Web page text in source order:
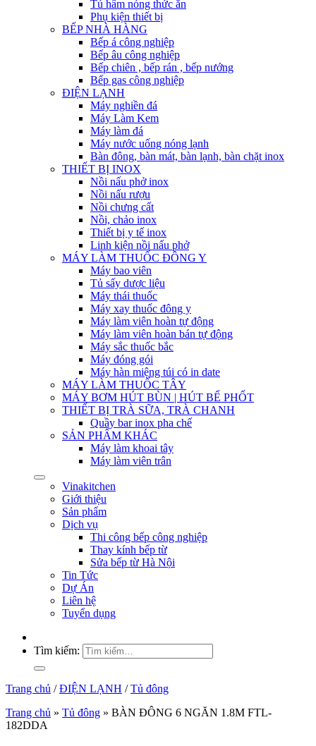
Tủ hâm nóng thức ăn
Phụ kiện thiết bị
BẾP NHÀ HÀNG
Bếp á công nghiệp
Bếp âu công nghiệp
Bếp chiên , bếp rán , bếp nướng
Bếp gas công nghiệp
ĐIỆN LẠNH
Máy nghiền đá
Máy Làm Kem
Máy làm đá
Máy nước uống nóng lạnh
Bàn đông, bàn mát, bàn lạnh, bàn chặt inox
THIẾT BỊ INOX
Nồi nấu phở inox
Nồi nấu rượu
Nồi chưng cất
Nồi, chảo inox
Thiết bị y tế inox
Linh kiện nồi nấu phở
MÁY LÀM THUỐC ĐÔNG Y
Máy bao viên
Tủ sấy dược liệu
Máy thái thuốc
Máy xay thuốc đông y
Máy làm viên hoàn tự động
Máy làm viên hoàn bán tự động
Máy sắc thuốc bắc
Máy đóng gói
Máy hàn miệng túi có in date
MÁY LÀM THUỐC TÂY
MÁY BƠM HÚT BÙN | HÚT BỂ PHỐT
THIẾT BỊ TRÀ SỮA, TRÀ CHANH
Quầy bar inox pha chế
SẢN PHẨM KHÁC
Máy làm khoai tây
Máy làm viên trân
Vinakitchen
Giới thiệu
Sản phẩm
Dịch vụ
Thi công bếp công nghiệp
Thay kính bếp từ
Sửa bếp từ Hà Nội
Tin Tức
Dự Án
Liên hệ
Tuyển dụng
Tìm kiếm:
Trang chủ / ĐIỆN LẠNH / Tủ đông
Trang chủ » Tủ đông » BÀN ĐÔNG 6 NGĂN 1.8M FTL-
182DDA